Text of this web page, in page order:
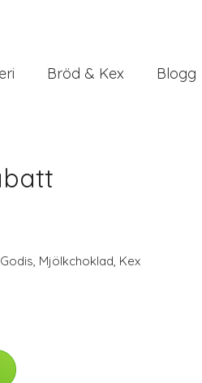
Bröd & Kex Blogg
Godis, Mjölkchoklad, Kex